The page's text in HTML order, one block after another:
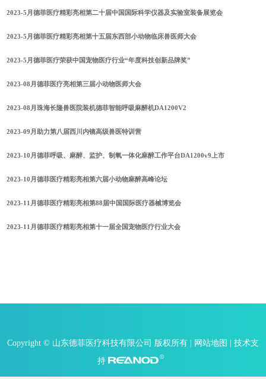
2023-5月德菲医疗精彩亮相第二十届中国国际科学仪器及实验室装备展览会
2023-5月德菲医疗精彩亮相第十五届东西部小动物临床兽医师大会
2023-5月德菲医疗荣获中国宠物医疗行业“年度科技创新品牌奖”
2023-08月德菲医疗亮相第三届小动物医师大会
2023-08月珠海长隆兽医院装机德菲智能呼吸麻醉机DA1200V2
2023-09月助力第八届西川内镜高级兽医特训营
2023-10月德菲呼吸、麻醉、监护、制氧一体化麻醉工作平台DA1200v9上市
2023-10月德菲医疗精彩亮相第六届小动物麻醉高峰论坛
2023-11月德菲医疗精彩亮相第88届中国国际医疗器械博览会
2023-11月德菲医疗精彩亮相第十一届全国宠物医疗行业大会
Copyright © 山东德菲医疗科技有限公司 版权所有 | 网站地图
| 技术支
持